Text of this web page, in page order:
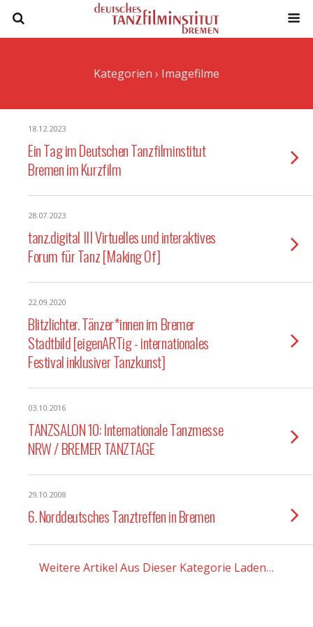
Kategorien › Imagefilme
18.12.2023
Ein Tag im Deutschen Tanzfilminstitut
Bremen im Kurzfilm
28.07.2023
tanz.digital III Virtuelles und interaktives
Forum für Tanz [Making Of]
22.09.2020
Blitzlichter. Tänzer*innen im Bremer
Stadtbild [eigenARTig - internationales
Festival inklusiver Tanzkunst]
03.10.2016
TANZSALON 10: Internationale Tanzmesse
NRW / BREMER TANZTAGE
29.10.2008
6. Norddeutsches Tanztreffen in Bremen
Weitere Artikel Aus Dieser Kategorie Laden…